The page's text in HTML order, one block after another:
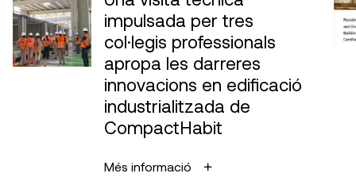
impulsada per tres
col·legis professionals
apropa les darreres
innovacions en edificació
industrialitzada de
CompactHabit
Més informació